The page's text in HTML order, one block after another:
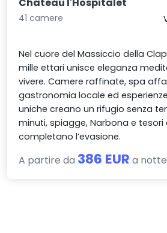
41 camere
Nel cuore del Massiccio della
mille ettari unisce eleganza
vivere. Camere raffinate, spa
gastronomia locale ed
uniche creano un rifugio senza
minuti, spiagge, Narbona e tesori
completano l’evasione.
A partire da 386 EUR a notte